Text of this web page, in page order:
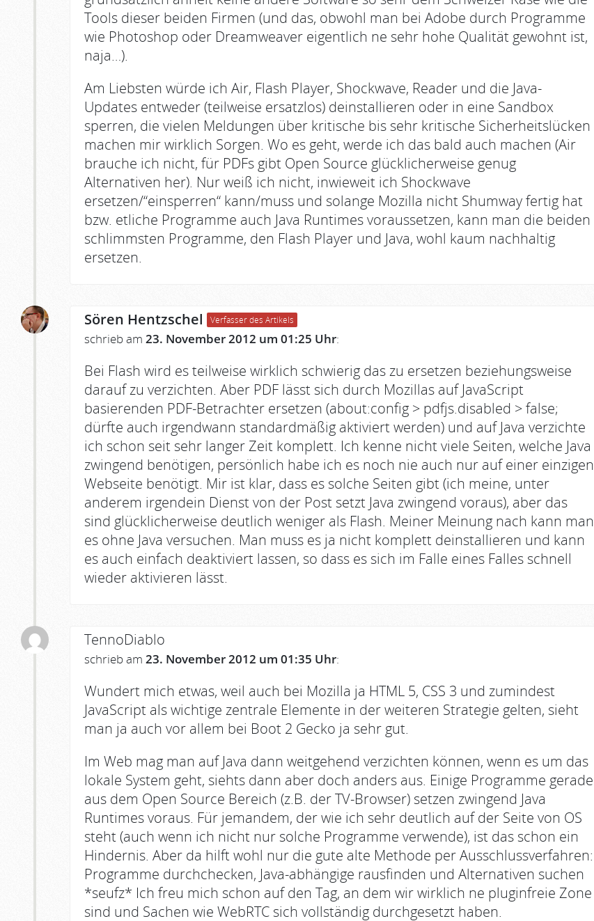
Tools dieser beiden Firmen (und das, obwohl man bei Adobe durch Programme
wie Photoshop oder Dreamweaver eigentlich ne sehr hohe Qualität gewohnt ist,
naja…).
Am Liebsten würde ich Air, Flash Player, Shockwave, Reader und die Java-
Updates entweder (teilweise ersatzlos) deinstallieren oder in eine Sandbox
sperren, die vielen Meldungen über kritische bis sehr kritische Sicherheitslücken
machen mir wirklich Sorgen. Wo es geht, werde ich das bald auch machen (Air
brauche ich nicht, für PDFs gibt Open Source glücklicherweise genug
Alternativen her). Nur weiß ich nicht, inwieweit ich Shockwave
ersetzen/“einsperren“ kann/muss und solange Mozilla nicht Shumway fertig hat
bzw. etliche Programme auch Java Runtimes voraussetzen, kann man die beiden
schlimmsten Programme, den Flash Player und Java, wohl kaum nachhaltig
ersetzen.
Sören Hentzschel Verfasser des Artikels
schrieb am 23. November 2012 um 01:25 Uhr:
Bei Flash wird es teilweise wirklich schwierig das zu ersetzen beziehungsweise
darauf zu verzichten. Aber PDF lässt sich durch Mozillas auf JavaScript
basierenden PDF-Betrachter ersetzen (about:config > pdfjs.disabled > false;
dürfte auch irgendwann standardmäßig aktiviert werden) und auf Java verzichte
ich schon seit sehr langer Zeit komplett. Ich kenne nicht viele Seiten, welche Java
zwingend benötigen, persönlich habe ich es noch nie auch nur auf einer einzigen
Webseite benötigt. Mir ist klar, dass es solche Seiten gibt (ich meine, unter
anderem irgendein Dienst von der Post setzt Java zwingend voraus), aber das
sind glücklicherweise deutlich weniger als Flash. Meiner Meinung nach kann man
es ohne Java versuchen. Man muss es ja nicht komplett deinstallieren und kann
es auch einfach deaktiviert lassen, so dass es sich im Falle eines Falles schnell
wieder aktivieren lässt.
TennoDiablo
schrieb am 23. November 2012 um 01:35 Uhr:
Wundert mich etwas, weil auch bei Mozilla ja HTML 5, CSS 3 und zumindest
JavaScript als wichtige zentrale Elemente in der weiteren Strategie gelten, sieht
man ja auch vor allem bei Boot 2 Gecko ja sehr gut.
Im Web mag man auf Java dann weitgehend verzichten können, wenn es um das
lokale System geht, siehts dann aber doch anders aus. Einige Programme gerade
aus dem Open Source Bereich (z.B. der TV-Browser) setzen zwingend Java
Runtimes voraus. Für jemandem, der wie ich sehr deutlich auf der Seite von OS
steht (auch wenn ich nicht nur solche Programme verwende), ist das schon ein
Hindernis. Aber da hilft wohl nur die gute alte Methode per Ausschlussverfahren:
Programme durchchecken, Java-abhängige rausfinden und Alternativen suchen
*seufz* Ich freu mich schon auf den Tag, an dem wir wirklich ne pluginfreie Zone
sind und Sachen wie WebRTC sich vollständig durchgesetzt haben.